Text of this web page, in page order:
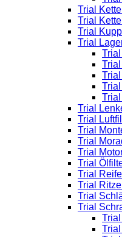
Trial
Trial
Trial
Trial
Trial
Trial
Trial
Trial
Trial
Trial
Trial
Trial Ritzel
Trial
Trial